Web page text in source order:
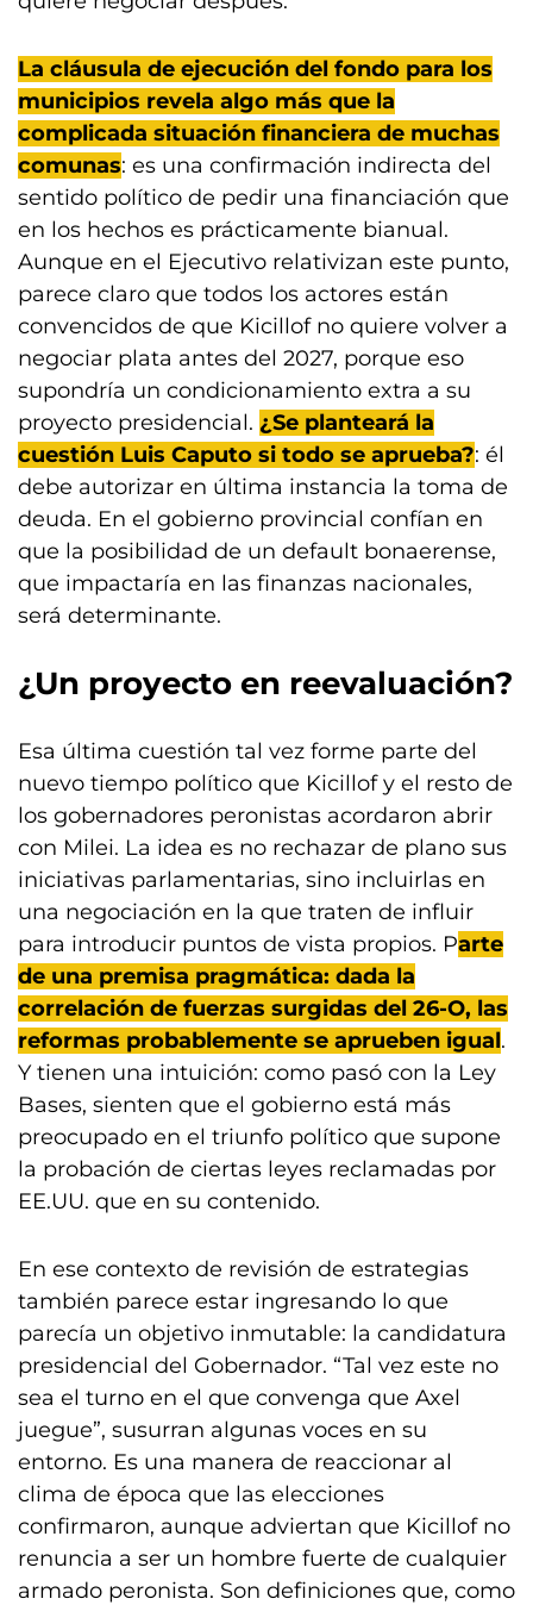
La cláusula de ejecución del fondo para los
municipios revela algo más que la
complicada situación financiera de muchas
comunas: es una confirmación indirecta del
sentido político de pedir una financiación que
en los hechos es prácticamente bianual.
Aunque en el Ejecutivo relativizan este punto,
parece claro que todos los actores están
convencidos de que Kicillof no quiere volver a
negociar plata antes del 2027, porque eso
supondría un condicionamiento extra a su
proyecto presidencial. ¿Se planteará la
cuestión Luis Caputo si todo se aprueba?: él
debe autorizar en última instancia la toma de
deuda. En el gobierno provincial confían en
que la posibilidad de un default bonaerense,
que impactaría en las finanzas nacionales,
será determinante.
¿Un proyecto en reevaluación?
Esa última cuestión tal vez forme parte del
nuevo tiempo político que Kicillof y el resto de
los gobernadores peronistas acordaron abrir
con Milei. La idea es no rechazar de plano sus
iniciativas parlamentarias, sino incluirlas en
una negociación en la que traten de influir
para introducir puntos de vista propios. Parte
de una premisa pragmática: dada la
correlación de fuerzas surgidas del 26-O, las
reformas probablemente se aprueben igual.
Y tienen una intuición: como pasó con la Ley
Bases, sienten que el gobierno está más
preocupado en el triunfo político que supone
la probación de ciertas leyes reclamadas por
EE.UU. que en su contenido.
En ese contexto de revisión de estrategias
también parece estar ingresando lo que
parecía un objetivo inmutable: la candidatura
presidencial del Gobernador. “Tal vez este no
sea el turno en el que convenga que Axel
juegue”, susurran algunas voces en su
entorno. Es una manera de reaccionar al
clima de época que las elecciones
confirmaron, aunque adviertan que Kicillof no
renuncia a ser un hombre fuerte de cualquier
armado peronista. Son definiciones que, como